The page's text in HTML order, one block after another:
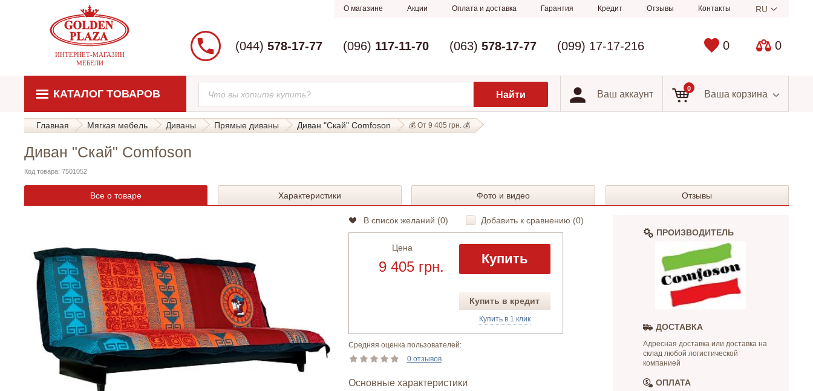
ИНТЕРНЕТ-МАГАЗИН
МЕБЕЛИ
О магазине Акции Оплата и доставка Гарантия Кредит Отзывы Контакты RU
0 0
(044) 578-17-77 (096) 117-11-70 (063) 578-17-77 (099) 17-17-216
КАТАЛОГ ТОВАРОВ Ваш аккаунт
0
Ваша корзина
Главная Мягкая мебель Диваны Прямые диваны Диван "Скай" Comfoson 💰 От 9 405 грн. 💰
Диван "Скай" Comfoson
Код товара: 7501052
Все о товаре Характеристики Фото и видео Отзывы
В список желаний (0) Добавить к сравнению (0)
Цена
9 405 грн. Купить
Купить в кредит
Купить в 1 клик
Средняя оценка пользователей:
0 отзывов
Основные характеристики
ПРОИЗВОДИТЕЛЬ
ДОСТАВКА
Адресная доставка или доставка на
склад любой логистической
компанией
ОПЛАТА